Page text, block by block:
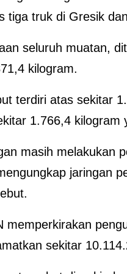
tiga truk di Gresik
seluruh muatan,
kilogram.
terdiri atas sekitar
1.766,4
masih melakukan
jaringan
memperkirakan
sekitar